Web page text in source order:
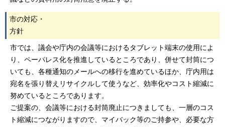
市の対応・
方針
市では、議会や庁内の会議等におけるタブレット端末の使用によ
り、ペーパレス化を推進しているところであり、併せて封筒につ
いても、各種通知のメールへの移行を進めているほか、庁内用は
宛名を張り替えリサイクルして使うなど、効率化やコスト縮減に
努めているところであります。
ご提案の、会議等における封筒廃止につきましても、一層のコス
ト縮減につながりますので、マイバック等のご持参や、必要な方